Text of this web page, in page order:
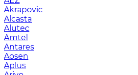
Akrapovic
Alcasta
Alutec
Amtel
Antares
Aosen
Aplus